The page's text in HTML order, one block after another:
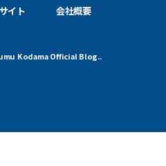
イト 会社概要
Kodama Official Blog..